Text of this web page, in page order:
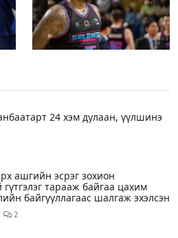
24 хэм дулаан, үүлшинэ
ашгийн эсрэг зохион
гүтгэлэг тарааж байгаа цахим
байгууллагаас шалгаж эхэлсэн
2